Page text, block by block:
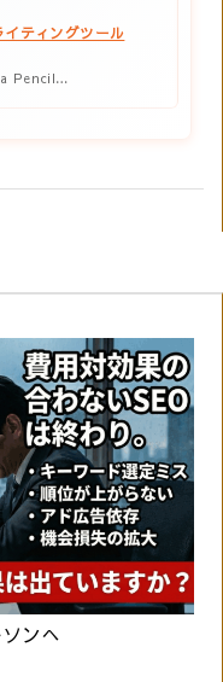
接提供する「MCP
AIが当社の…
ンへ